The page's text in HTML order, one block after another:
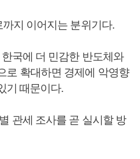
까지 이어지는 분위기다.
국에 더 민감한 반도체와
로 확대하면 경제에 악영향
기 때문이다.
관세 조사를 곧 실시할 방